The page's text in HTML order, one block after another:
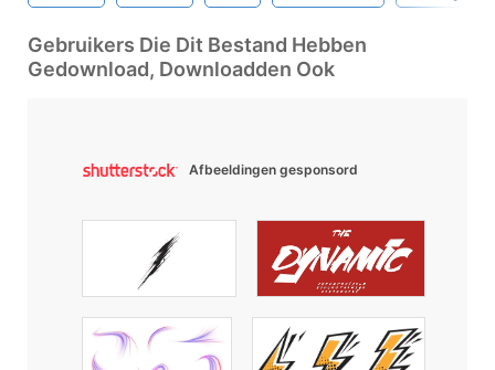
Gebruikers Die Dit Bestand Hebben
Gedownload, Downloadden Ook
Afbeeldingen gesponsord